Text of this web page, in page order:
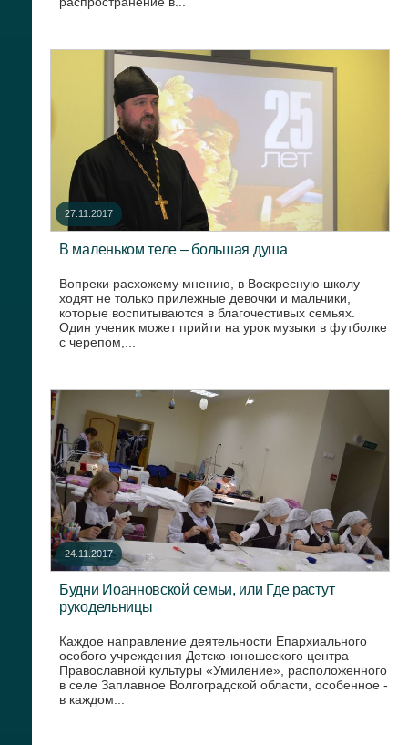
27.11.2017
В маленьком теле – большая душа
Вопреки расхожему мнению, в Воскресную школу
ходят не только прилежные девочки и мальчики,
которые воспитываются в благочестивых семьях.
Один ученик может прийти на урок музыки в футболке
с черепом,...
24.11.2017
Будни Иоанновской семьи, или Где растут
рукодельницы
Каждое направление деятельности Епархиального
особого учреждения Детско-юношеского центра
Православной культуры «Умиление», расположенного
в селе Заплавное Волгоградской области, особенное -
в каждом...